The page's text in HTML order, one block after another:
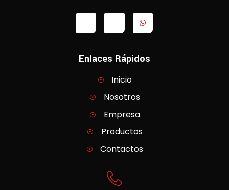
Enlaces Rápidos
Inicio
Nosotros
Empresa
Productos
Contactos